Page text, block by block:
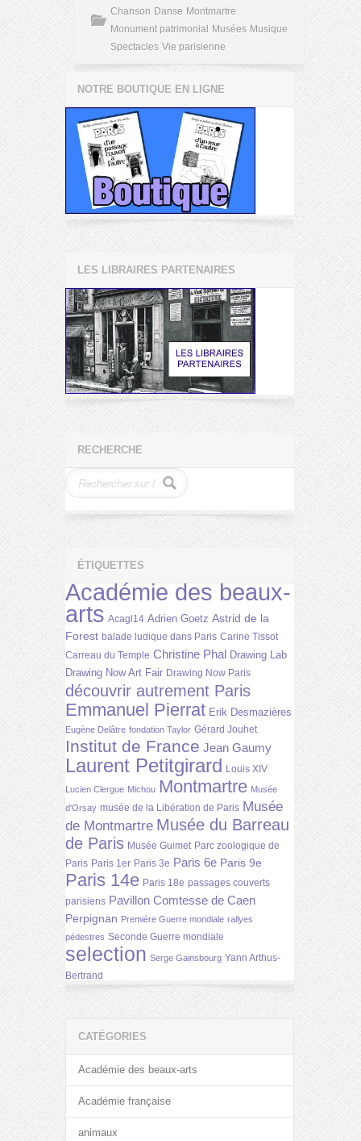
Chanson Danse Montmartre
Monument patrimonial
Musées Musique
Spectacles Vie parisienne
NOTRE BOUTIQUE EN LIGNE
LES LIBRAIRES PARTENAIRES
RECHERCHE
ÉTIQUETTES
Académie des beaux-
arts Acagl14 Adrien Goetz Astrid de la
Forest balade ludique dans Paris Carine Tissot
Carreau du Temple Christine Phal Drawing Lab
Drawing Now Art Fair Drawing Now Paris
découvrir autrement Paris
Emmanuel Pierrat Erik Desmazières
Eugène Delâtre fondation Taylor Gérard Jouhet
Institut de France Jean Gaumy
Laurent Petitgirard Louis XIV
Lucien Clergue Michou Montmartre Musée
d'Orsay musée de la Libération de Paris Musée
de Montmartre Musée du Barreau
de Paris Musée Guimet Parc zoologique de
Paris Paris 1er Paris 3e Paris 6e Paris 9e
Paris 14e Paris 18e passages couverts
parisiens Pavillon Comtesse de Caen
Perpignan Première Guerre mondiale rallyes
pédestres Seconde Guerre mondiale
selection Serge Gainsbourg Yann Arthus-
Bertrand
CATÉGORIES
Académie des beaux-arts
Académie française
animaux